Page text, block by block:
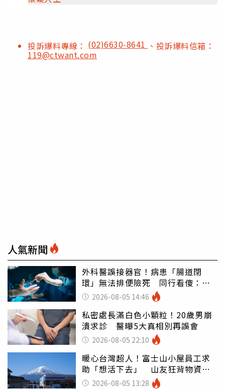
投訴爆料專線： (02)6630-8641 、投訴爆料信箱：
119@ctwant.com
人氣新聞
外科醫誤接器官！病患「腸道閉
環」無法排便險死 同行看傻：糟
糕至極
2026-08-05 14:46
私密處長滿白色小顆粒！20歲男崩
潰求診 醫曝5大真相別再誤會
2026-08-05 22:10
暖心台灣超人！富士山小屋員工求
助「想活下去」 山友狂背物資上
山：台灣真的是寶島
2026-08-05 13:28